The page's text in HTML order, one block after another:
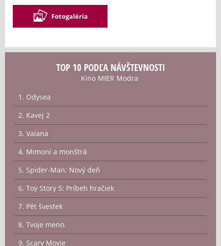
Fotogaléria
TOP 10 PODĽA NÁVŠTEVNOSTI
Kino MIER Modra
1. Odysea
2. Kavej 2
3. Vaiana
4. Mimoni a monštrá
5. Spider-Man: Nový deň
6. Toy Story 5: Príbeh hračiek
7. Pět švestek
8. Tvoje meno.
9. Scary Movie